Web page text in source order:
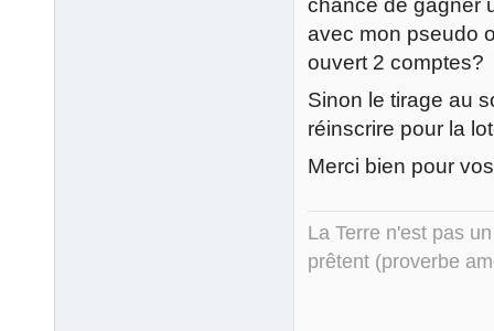
avec mon pseudo
ouvert 2 comptes?
Sinon le tirage au
réinscrire pour la
Merci bien pour
La Terre n'est pas
prêtent (proverbe